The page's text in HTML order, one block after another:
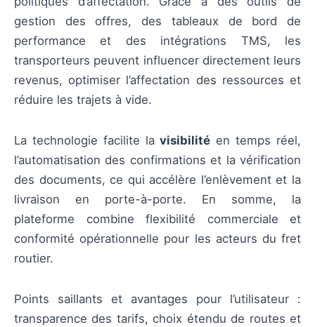
gestion des offres, des tableaux de bord de
performance et des intégrations TMS, les
transporteurs peuvent influencer directement leurs
revenus, optimiser l’affectation des ressources et
réduire les trajets à vide.
La technologie facilite lavisibilité en temps réel,
l’automatisation des confirmations et la vérification
des documents, ce qui accélère l’enlèvement et la
livraison en porte-à-porte. En somme, la
plateforme combine flexibilité commerciale et
conformité opérationnelle pour les acteurs du fret
routier.
Points saillants et avantages pour l’utilisateur :
transparence des tarifs, choix étendu de routes et